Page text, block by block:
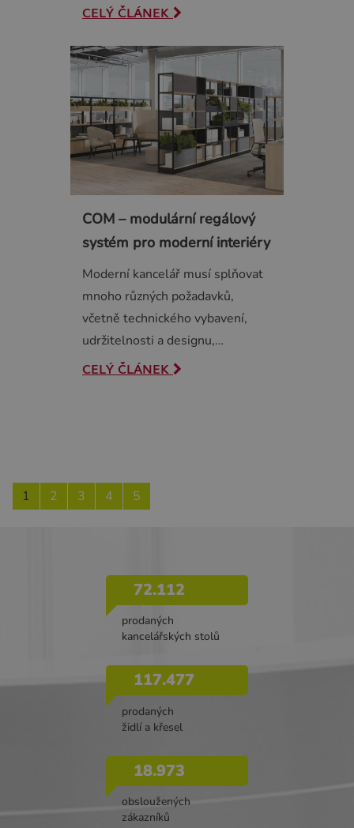
CELÝ ČLÁNEK
COM – modulární regálový
systém pro moderní interiéry
Moderní kancelář musí splňovat
mnoho různých požadavků,
včetně technického vybavení,
udržitelnosti a designu,…
CELÝ ČLÁNEK
1 2 3 4 5
72.112
prodaných
kancelářských stolů
117.477
prodaných
židlí a křesel
18.973
obsloužených
zákazníků